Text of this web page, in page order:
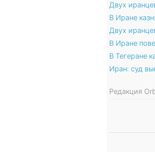
Двух
В Иране
Двух
В Иране
В Тегеране
Иран: суд
Редакция